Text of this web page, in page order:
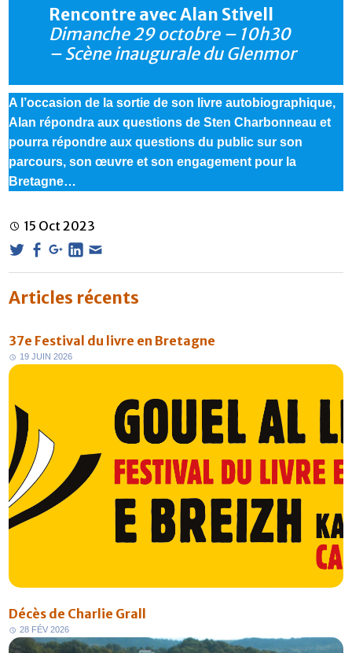
Rencontre avec Alan Stivell
Dimanche 29 octobre – 10h30
– Scène inaugurale du Glenmor
A l’occasion de la sortie de son livre autobiographique,
Alan répondra aux questions de Sten Charbonneau et
pourra répondre aux questions du public sur son
parcours, son œuvre et son engagement pour la
Bretagne…
15 Oct 2023
Articles récents
37e Festival du livre en Bretagne
19 JUIN 2026
Décès de Charlie Grall
28 FÉV 2026